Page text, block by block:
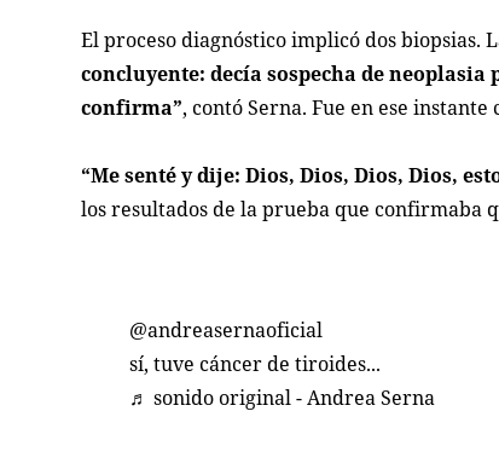
El proceso diagnóstico implicó dos biopsias.
concluyente: decía sospecha de
confirma”, contó Serna. Fue en ese
“Me senté y dije: Dios, Dios, Dios, Dios,
los resultados de la prueba que confirmaba
@andreasernaoficial
sí, tuve cáncer de tiroides...
♬ sonido original - Andrea Serna